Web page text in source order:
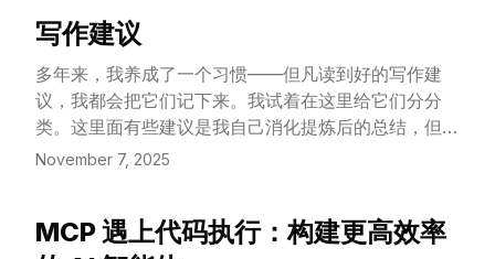
写作建议
多年来，我养成了一个习惯——但凡读到好的写作建
议，我都会把它们记下来。我试着在这里给它们分分
类。这里面有些建议是我自己消化提炼后的总结，但大
部分是高手们的原话。
November 7, 2025
View Article
MCP 遇上代码执行：构建更高效率
View Article